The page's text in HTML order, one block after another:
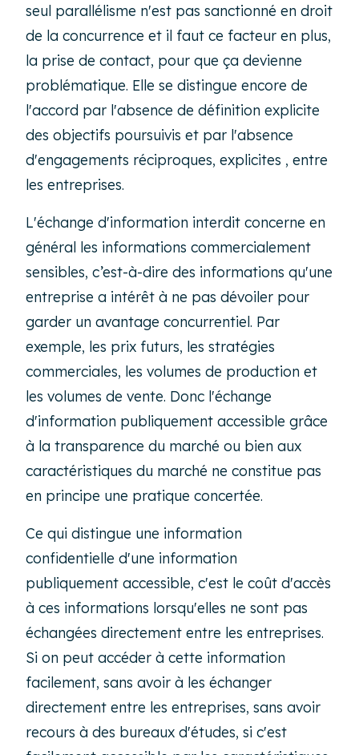
seul parallélisme n'est pas sanctionné en droit
de la concurrence et il faut ce facteur en plus,
la prise de contact, pour que ça devienne
problématique. Elle se distingue encore de
l'accord par l'absence de définition explicite
des objectifs poursuivis et par l'absence
d'engagements réciproques, explicites , entre
les entreprises.
L'échange d'information interdit concerne en
général les informations commercialement
sensibles, c’est-à-dire des informations qu'une
entreprise a intérêt à ne pas dévoiler pour
garder un avantage concurrentiel. Par
exemple, les prix futurs, les stratégies
commerciales, les volumes de production et
les volumes de vente. Donc l'échange
d'information publiquement accessible grâce
à la transparence du marché ou bien aux
caractéristiques du marché ne constitue pas
en principe une pratique concertée.
Ce qui distingue une information
confidentielle d'une information
publiquement accessible, c'est le coût d'accès
à ces informations lorsqu'elles ne sont pas
échangées directement entre les entreprises.
Si on peut accéder à cette information
facilement, sans avoir à les échanger
directement entre les entreprises, sans avoir
recours à des bureaux d'études, si c'est